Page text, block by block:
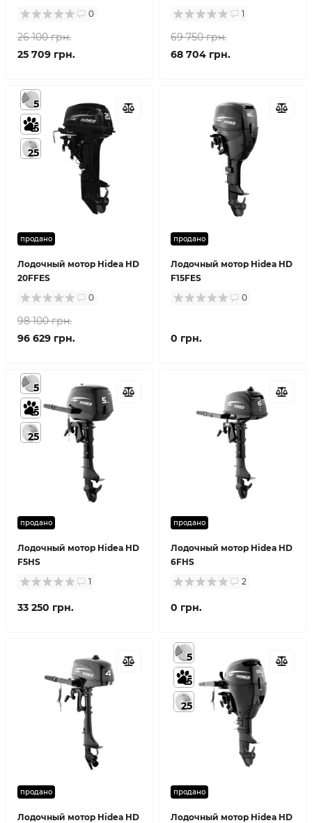
0
26 100 грн.
25 709 грн.
1
69 750 грн.
68 704 грн.
продано
Лодочный мотор Hidea HD
20FFES
5
5
25
0
98 100 грн.
96 629 грн.
продано
Лодочный мотор Hidea HD
F15FES
0
0 грн.
продано
Лодочный мотор Hidea HD
F5HS
5
5
25
1
33 250 грн.
продано
Лодочный мотор Hidea HD
6FHS
2
0 грн.
продано
Лодочный мотор Hidea HD
продано
Лодочный мотор Hidea HD
5
5
25